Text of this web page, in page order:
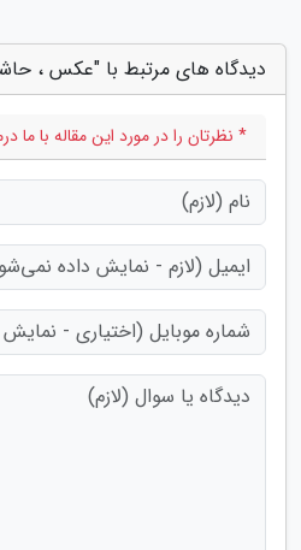
دیدگاه های مرتبط با "عکس ،
* نظرتان را در مورد این مقاله با ما